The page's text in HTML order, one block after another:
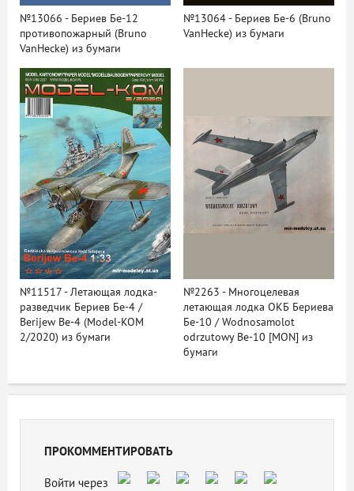
№13066 - Бериев Бе-12
противопожарный (Bruno
VanHecke) из бумаги
№13064 - Бериев Бе-6 (Bruno
VanHecke) из бумаги
№11517 - Летающая лодка-
разведчик Бериев Бе-4 /
Berijew Be-4 (Model-KOM
2/2020) из бумаги
№2263 - Многоцелевая
летающая лодка ОКБ Бериева
Бе-10 / Wodnosamolot
odrzutowy Be-10 [MON] из
бумаги
ПРОКОММЕНТИРОВАТЬ